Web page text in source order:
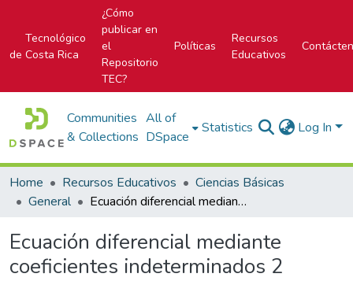
Tecnológico
de Costa Rica
¿Cómo
publicar en
el
Repositorio
TEC?
Políticas
Recursos
Educativos
Communities
& Collections
All of
DSpace
Statistics Log In
Home Recursos Educativos
Ciencias Básicas
General
Ecuación diferencial mediante coeficientes indeterminados 2
Ecuación diferencial mediante
coeficientes indeterminados 2